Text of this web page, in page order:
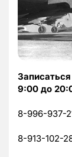
9:00 до
8-996-937-
8-913-102-